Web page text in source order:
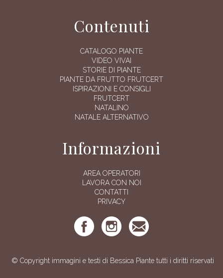
Contenuti
CATALOGO PIANTE
VIDEO VIVAI
STORIE DI PIANTE
PIANTE DA FRUTTO FRUTCERT
ISPIRAZIONI E CONSIGLI
FRUTCERT
NATALINO
NATALE ALTERNATIVO
Informazioni
AREA OPERATORI
LAVORA CON NOI
CONTATTI
PRIVACY
© Copyright immagini e testi di Bessica Piante tutti i diritti riservati